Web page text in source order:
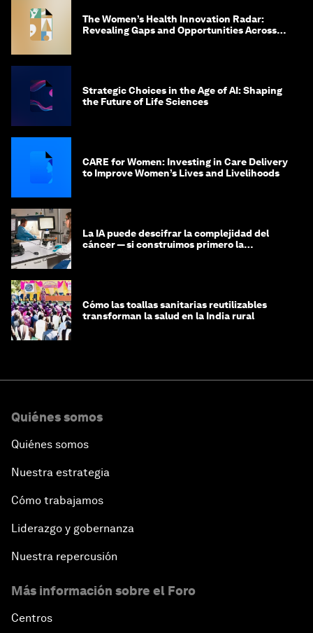
The Women’s Health Innovation Radar:
Revealing Gaps and Opportunities Across
Strategic Choices in the Age of AI: Shaping
the Future of Life Sciences
CARE for Women: Investing in Care Delivery
to Improve Women’s Lives and Livelihoods
La IA puede descifrar la complejidad del
cáncer — si construimos primero la
Cómo las toallas sanitarias reutilizables
transforman la salud en la India rural
Quiénes somos
Quiénes somos
Nuestra estrategia
Cómo trabajamos
Liderazgo y gobernanza
Nuestra repercusión
Más información sobre el Foro
Centros